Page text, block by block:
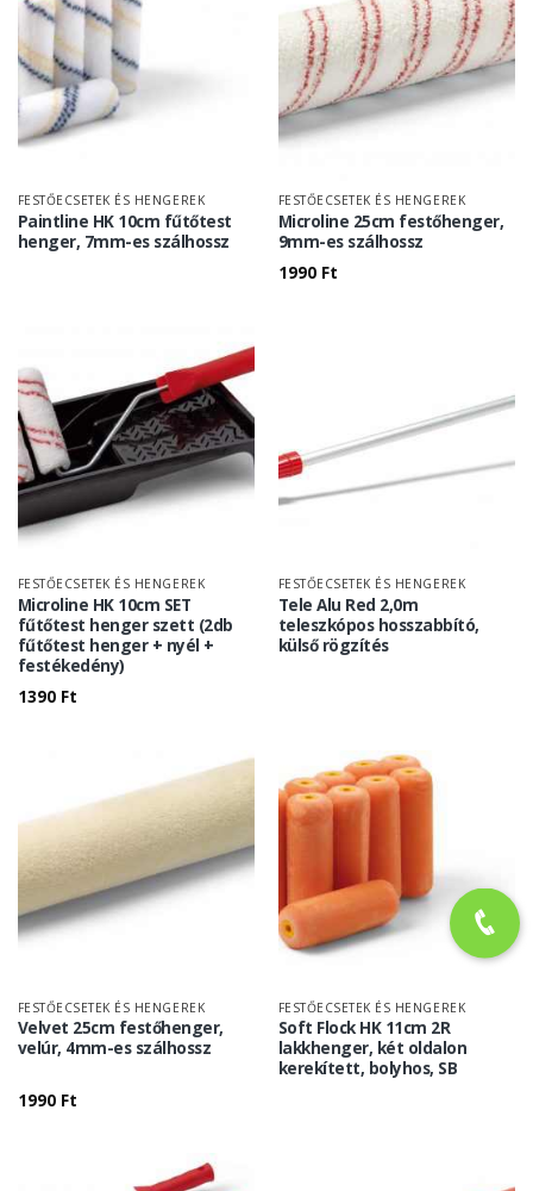
FESTŐECSETEK ÉS HENGEREK
Paintline HK 10cm fűtőtest
henger, 7mm-es szálhossz
FESTŐECSETEK ÉS HENGEREK
Microline 25cm festőhenger,
9mm-es szálhossz
1990 Ft
FESTŐECSETEK ÉS HENGEREK
Microline HK 10cm SET
fűtőtest henger szett (2db
fűtőtest henger + nyél +
festékedény)
1390 Ft
FESTŐECSETEK ÉS HENGEREK
Tele Alu Red 2,0m
teleszkópos hosszabbító,
külső rögzítés
FESTŐECSETEK ÉS HENGEREK
Velvet 25cm festőhenger,
velúr, 4mm-es szálhossz
1990 Ft
FESTŐECSETEK ÉS HENGEREK
Soft Flock HK 11cm 2R
lakkhenger, két oldalon
kerekített, bolyhos, SB